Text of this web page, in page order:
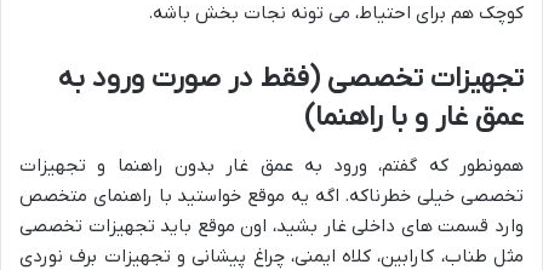
کوچک هم برای احتیاط، می تونه نجات بخش باشه.
تجهیزات تخصصی (فقط در صورت ورود به
عمق غار و با راهنما)
همونطور که گفتم، ورود به عمق غار بدون راهنما و تجهیزات
تخصصی خیلی خطرناکه. اگه یه موقع خواستید با راهنمای متخصص
وارد قسمت های داخلی غار بشید، اون موقع باید تجهیزات تخصصی
مثل طناب، کارابین، کلاه ایمنی، چراغ پیشانی و تجهیزات برف نوردی